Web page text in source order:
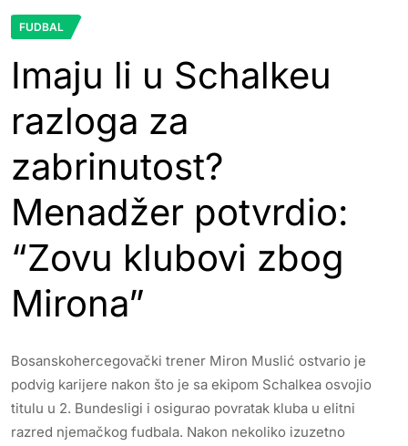
FUDBAL
Imaju li u Schalkeu
razloga za
zabrinutost?
Menadžer potvrdio:
“Zovu klubovi zbog
Mirona”
Bosanskohercegovački trener Miron Muslić ostvario je
podvig karijere nakon što je sa ekipom Schalkea osvojio
titulu u 2. Bundesligi i osigurao povratak kluba u elitni
razred njemačkog fudbala. Nakon nekoliko izuzetno